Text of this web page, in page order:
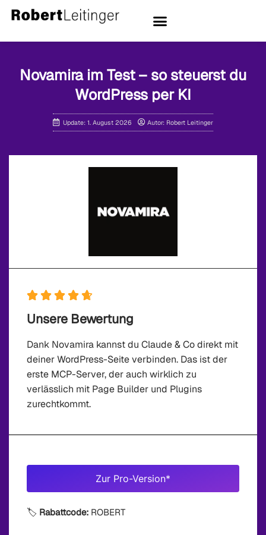
Novamira im Test – so steuerst du
WordPress per KI
Update: 1. August 2026 Autor: Robert Leitinger
    
Unsere Bewertung
Dank Novamira kannst du Claude & Co direkt mit
deiner WordPress-Seite verbinden. Das ist der
erste MCP-Server, der auch wirklich zu
verlässlich mit Page Builder und Plugins
zurechtkommt.
Zur Pro-Version*
🏷️ Rabattcode: ROBERT